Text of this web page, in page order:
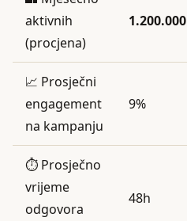
aktivnih
(procjena)
1.200.000
📈 Prosječni
engagement
na kampanju
9%
⏱️ Prosječno
vrijeme
odgovora
48h